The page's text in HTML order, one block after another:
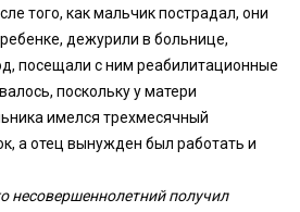
того, как мальчик пострадал, они
дежурили в больнице,
посещали с ним реабилитационные
поскольку у матери
имелся трехмесячный
а отец вынужден был работать и
несовершеннолетний получил